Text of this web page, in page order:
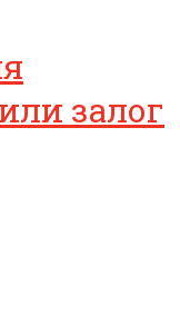
залог